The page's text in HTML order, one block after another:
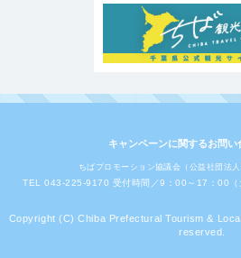
キャンペーンに関するお問い
ちばプロモーション協議会（公益社団法人
TEL 043-225-9170 受付時間／9：00～17：00（
Copyright (C) Chiba Prefectural Tourism &
reserved.